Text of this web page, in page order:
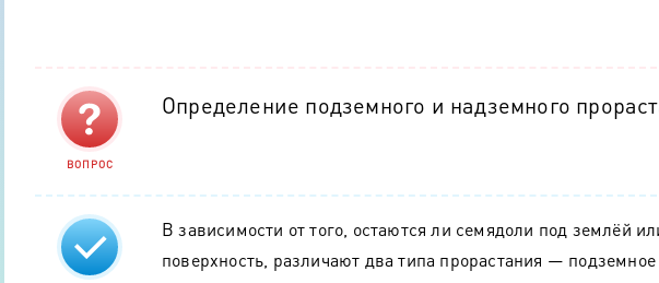
ВОПРОС
Определение подземного и надземного
В зависимости от того, остаются ли семядоли под землёй
поверхность, различают два типа прорастания —